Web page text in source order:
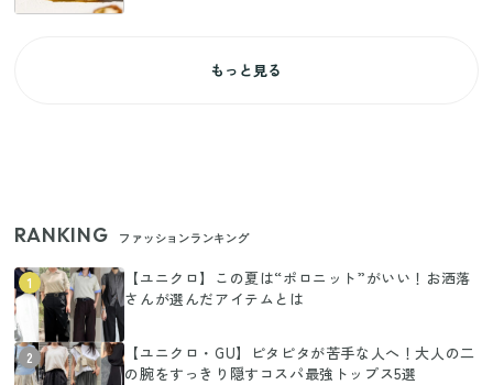
もっと見る
RANKING ファッションランキング
1
【ユニクロ】この夏は“ポロニット”がいい！お洒落
さんが選んだアイテムとは
2
【ユニクロ・GU】ピタピタが苦手な人へ！大人の二
の腕をすっきり隠すコスパ最強トップス5選